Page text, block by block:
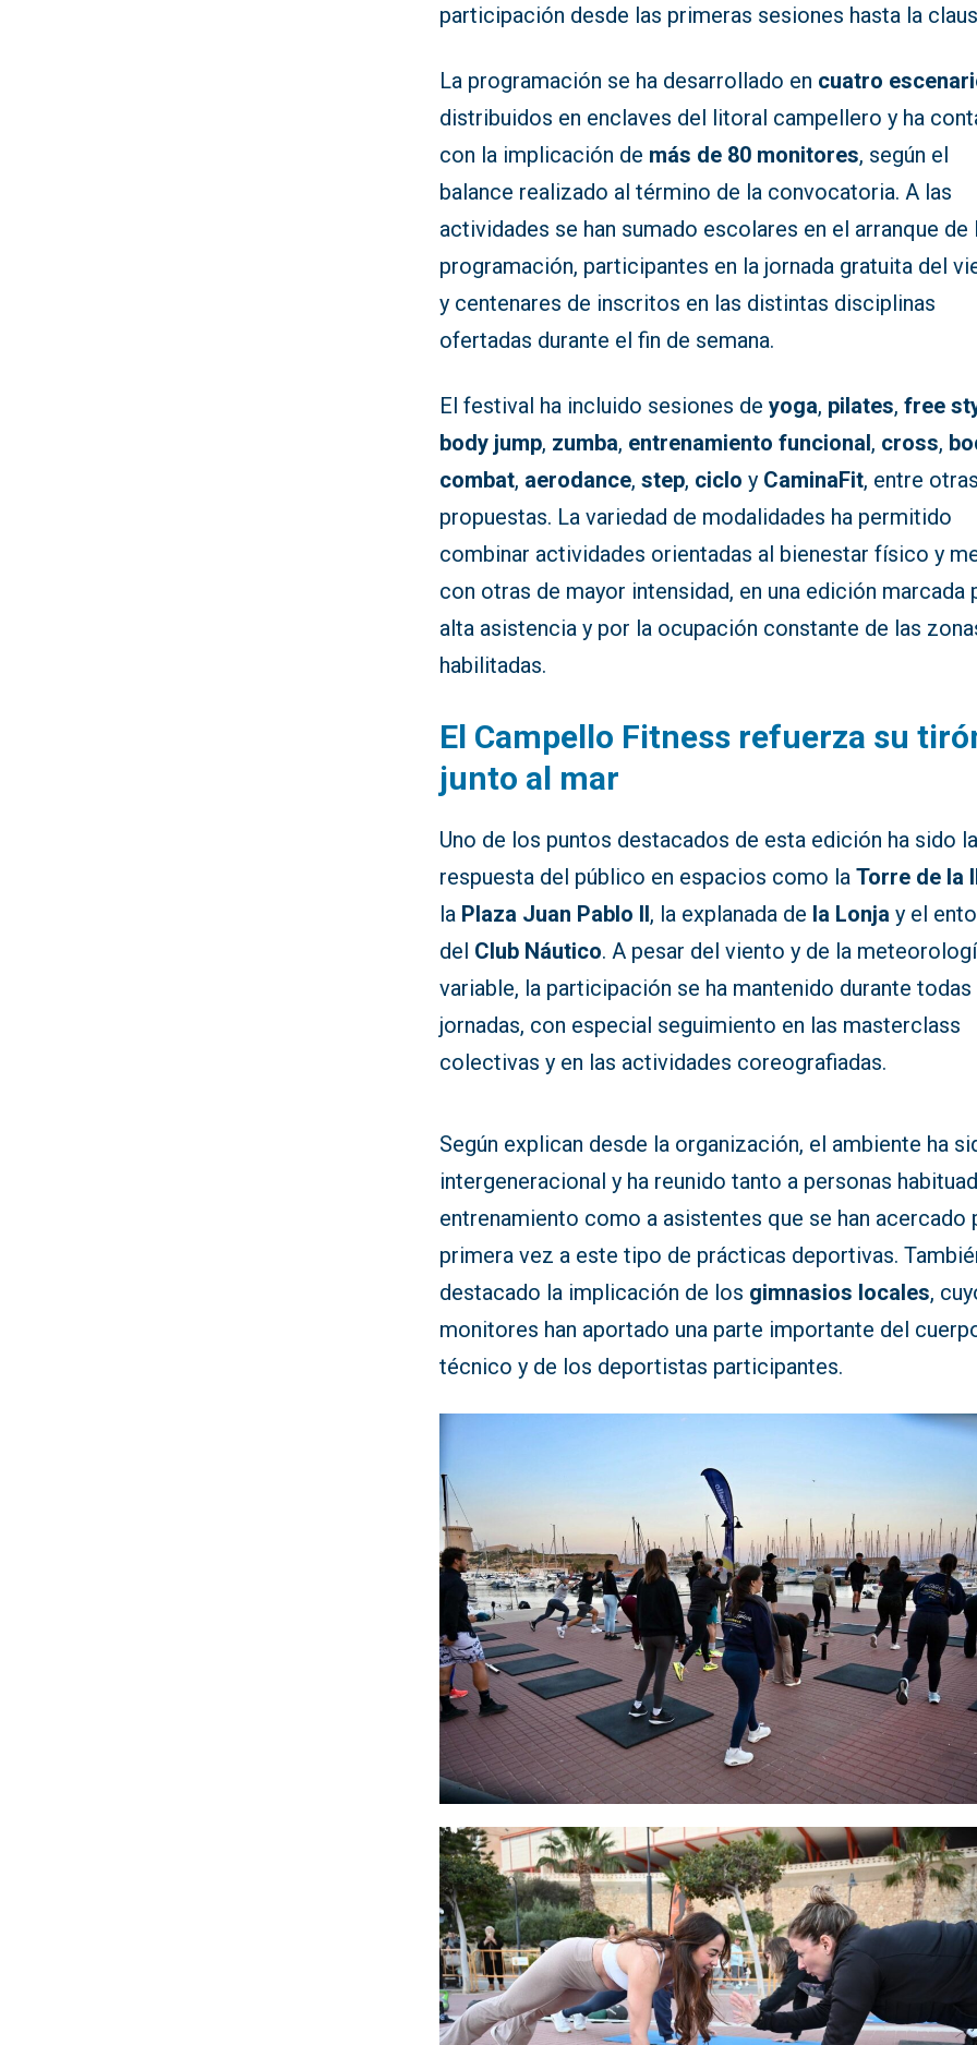
participación desde las primeras sesiones hasta la
La programación se ha desarrollado en cuatro
distribuidos en enclaves del litoral campellero y ha
con la implicación de más de 80 monitores, según el
balance realizado al término de la convocatoria. A las
actividades se han sumado escolares en el arranque de
programación, participantes en la jornada gratuita del
y centenares de inscritos en las distintas disciplinas
ofertadas durante el fin de semana.
El festival ha incluido sesiones deyoga, pilates,free
body jump, zumba, entrenamiento funcional, cross,
combat, aerodance,step, ciclo y CaminaFit, entre otras
propuestas. La variedad de modalidades ha permitido
combinar actividades orientadas al bienestar físico y
con otras de mayor intensidad, en una edición marcada
alta asistencia y por la ocupación constante de las
habilitadas.
El Campello Fitness refuerza su
junto al mar
Uno de los puntos destacados de esta edición ha sido la
respuesta del público en espacios como laTorre de la
la Plaza Juan Pablo II, la explanada de la Lonja y el
del Club Náutico. A pesar del viento y de la
variable, la participación se ha mantenido durante todas
jornadas, con especial seguimiento en las masterclass
colectivas y en las actividades coreografiadas.
Según explican desde la organización, el ambiente ha
intergeneracional y ha reunido tanto a personas
entrenamiento como a asistentes que se han acercado
primera vez a este tipo de prácticas deportivas.
destacado la implicación de los gimnasios locales,
monitores han aportado una parte importante del
técnico y de los deportistas participantes.